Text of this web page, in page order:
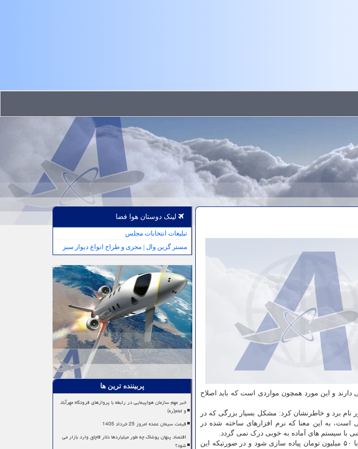
و این مورد همچون مواردی است که باید اصلاح
برد و خاطرنشان کرد: مشکل بسیار بزرگی که در
است، به این معنا که نرم افزارهای ساخته شده در
با سیستم های آماده به خوبی درک نمی گردد.
به قول این فعال حوزه فناوری، یک سیستم آماده که بدون امکان تغییر در آن امکان دارد با ۵۰ میلیون تومان پیاده سازی شود و در صورتیکه این
لینک دوستان هوا فضا
تبلیغات انتخابات مجلس
مستر گرین وال | مجری و طراح انواع دیوار سبز
پربیننده ترین ها
خبر مهم سازمان هواپیمایی در رابطه با پروازهای فرودگاه مهرآباد
و امام(ره)
قیمت سیمان عمده امروز 25 خرداد 1405
اقتصاد پنهان پوشاک چه طور میلیاردها دلار قاچاق وارد بازار می
شود؟